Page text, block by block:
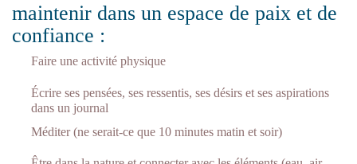
maintenir dans un espace de paix et de
confiance :
Faire une activité physique
Écrire ses pensées, ses ressentis, ses désirs et ses aspirations
dans un journal
Méditer (ne serait-ce que 10 minutes matin et soir)